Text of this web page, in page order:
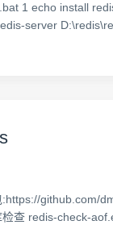
1 echo install
server
github.com/
查 redis-check-